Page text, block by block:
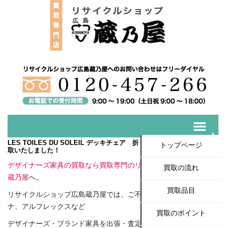
トップページ
買取の流れ
買取品目
買取のポイント
LES TOILES DU SOLEIL デッキチェア 折りたたみ レトワール★買
取いたしました！
デザイナーズ家具の買取なら買取専門のリサイクルショップ広島
蔵乃屋へ。
リサイクルショップ広島蔵乃屋では、ご不用になったカッシー
ナ、アルフレックスなど
デザイナーズ・ブランド家具を出張・査定無料で高価買取いたし